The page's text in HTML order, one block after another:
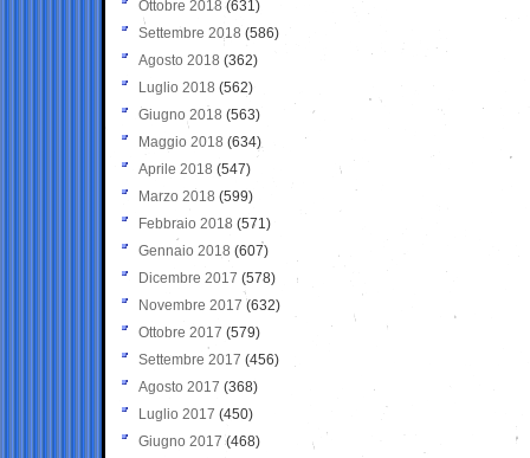
Ottobre 2018 (631)
Settembre 2018 (586)
Agosto 2018 (362)
Luglio 2018 (562)
Giugno 2018 (563)
Maggio 2018 (634)
Aprile 2018 (547)
Marzo 2018 (599)
Febbraio 2018 (571)
Gennaio 2018 (607)
Dicembre 2017 (578)
Novembre 2017 (632)
Ottobre 2017 (579)
Settembre 2017 (456)
Agosto 2017 (368)
Luglio 2017 (450)
Giugno 2017 (468)